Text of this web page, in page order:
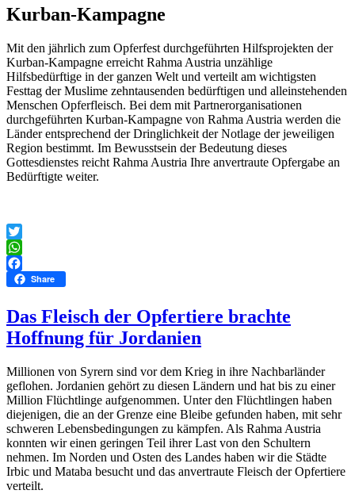
Kurban-Kampagne
Mit den jährlich zum Opferfest durchgeführten Hilfsprojekten der
Kurban-Kampagne erreicht Rahma Austria unzählige
Hilfsbedürftige in der ganzen Welt und verteilt am wichtigsten
Festtag der Muslime zehntausenden bedürftigen und alleinstehenden
Menschen Opferfleisch. Bei dem mit Partnerorganisationen
durchgeführten Kurban-Kampagne von Rahma Austria werden die
Länder entsprechend der Dringlichkeit der Notlage der jeweiligen
Region bestimmt. Im Bewusstsein der Bedeutung dieses
Gottesdienstes reicht Rahma Austria Ihre anvertraute Opfergabe an
Bedürftigte weiter.
Twitter
WhatsApp
Facebook
Share
Das Fleisch der Opfertiere brachte
Hoffnung für Jordanien
Millionen von Syrern sind vor dem Krieg in ihre Nachbarländer
geflohen. Jordanien gehört zu diesen Ländern und hat bis zu einer
Million Flüchtlinge aufgenommen. Unter den Flüchtlingen haben
diejenigen, die an der Grenze eine Bleibe gefunden haben, mit sehr
schweren Lebensbedingungen zu kämpfen. Als Rahma Austria
konnten wir einen geringen Teil ihrer Last von den Schultern
nehmen. Im Norden und Osten des Landes haben wir die Städte
Irbic und Mataba besucht und das anvertraute Fleisch der Opfertiere
verteilt.